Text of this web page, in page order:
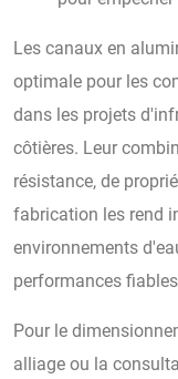
Les canaux en
optimale pour les
dans les projets
côtières. Leur
résistance, de
fabrication les rend
environnements
performances
Pour le
alliage ou la